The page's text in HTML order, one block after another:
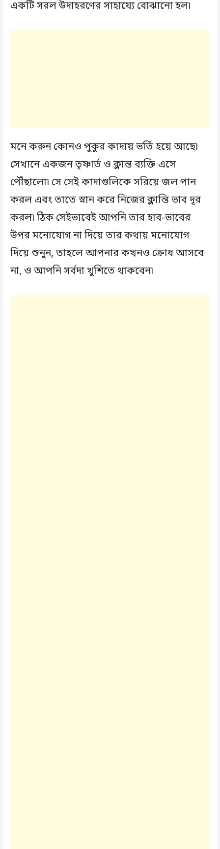
একটি সরল উদাহরণের সাহায্যে বোঝানো হল৷
মনে করুন কোনও পুকুর কাদায় ভর্তি হয়ে আছে৷
সেখানে একজন তৃষ্ণার্ত ও ক্লান্ত ব্যক্তি এসে
পৌঁছালো৷ সে সেই কাদাগুলিকে সরিয়ে জল পান
করল এবং তাতে স্নান করে নিজের ক্লান্তি ভাব দূর
করল৷ ঠিক সেইভাবেই আপনি তার হাব-ভাবের
উপর মনোযোগ না দিয়ে তার কথায় মনোযোগ
দিয়ে শুনুন, তাহলে আপনার কখনও ক্রোধ আসবে
না, ও আপনি সর্বদা খুশিতে থাকবেন৷